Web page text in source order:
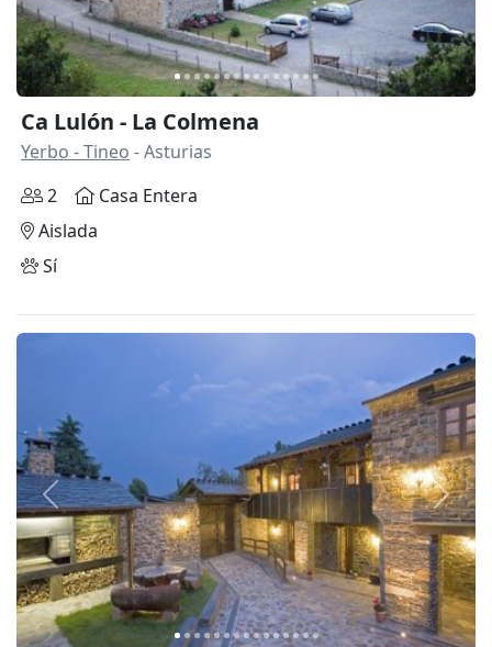
Ca Lulón - La Colmena
Yerbo - Tineo - Asturias
2
Casa Entera
Aislada
Sí
Anterior